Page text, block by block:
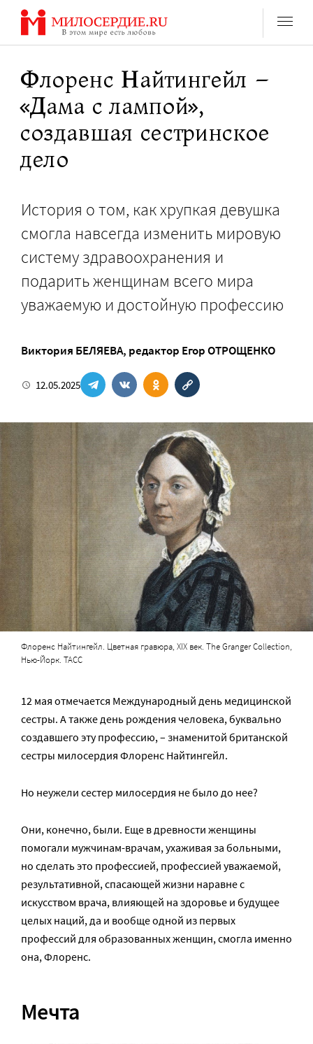
Перейти
содержанию
Флоренс Найтингейл –
«Дама с лампой»,
создавшая сестринское
дело
История о том, как хрупкая девушка
смогла навсегда изменить мировую
систему здравоохранения и
подарить женщинам всего мира
уважаемую и достойную профессию
Виктория БЕЛЯЕВА, редактор Егор ОТРОЩЕНКО
12.05.2025
Флоренс Найтингейл. Цветная гравюра, XIX век. The Granger Collection,
Нью-Йорк. ТАСС
12 мая отмечается Международный день медицинской
сестры. А также день рождения человека, буквально
создавшего эту профессию, – знаменитой британской
сестры милосердия Флоренс Найтингейл.
Но неужели сестер милосердия не было до нее?
Они, конечно, были. Еще в древности женщины
помогали мужчинам-врачам, ухаживая за больными,
но сделать это профессией, профессией уважаемой,
результативной, спасающей жизни наравне с
искусством врача, влияющей на здоровье и будущее
целых наций, да и вообще одной из первых
профессий для образованных женщин, смогла именно
она, Флоренс.
Мечта